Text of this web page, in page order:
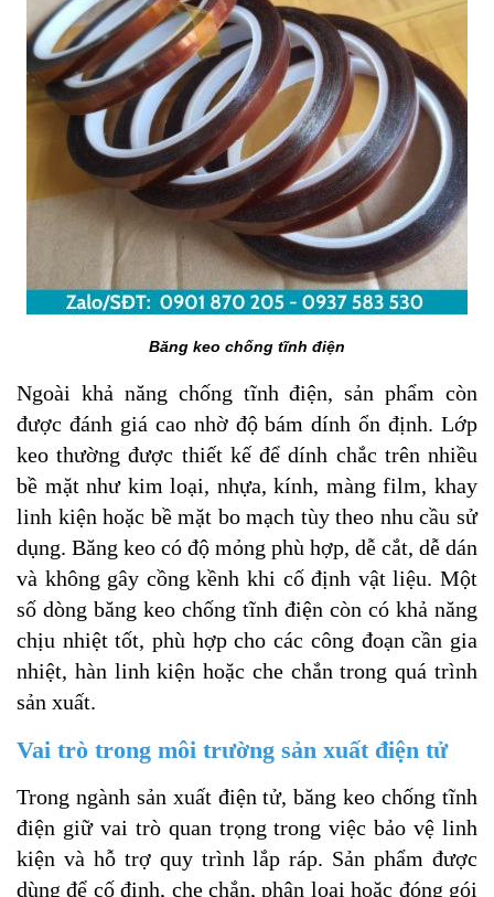
Băng keo chống tĩnh điện
Ngoài khả năng chống tĩnh điện, sản phẩm còn
được đánh giá cao nhờ độ bám dính ổn định. Lớp
keo thường được thiết kế để dính chắc trên nhiều
bề mặt như kim loại, nhựa, kính, màng film, khay
linh kiện hoặc bề mặt bo mạch tùy theo nhu cầu sử
dụng. Băng keo có độ mỏng phù hợp, dễ cắt, dễ dán
và không gây cồng kềnh khi cố định vật liệu. Một
số dòng băng keo chống tĩnh điện còn có khả năng
chịu nhiệt tốt, phù hợp cho các công đoạn cần gia
nhiệt, hàn linh kiện hoặc che chắn trong quá trình
sản xuất.
Vai trò trong môi trường sản xuất điện tử
Trong ngành sản xuất điện tử, băng keo chống tĩnh
điện giữ vai trò quan trọng trong việc bảo vệ linh
kiện và hỗ trợ quy trình lắp ráp. Sản phẩm được
dùng để cố định, che chắn, phân loại hoặc đóng gói